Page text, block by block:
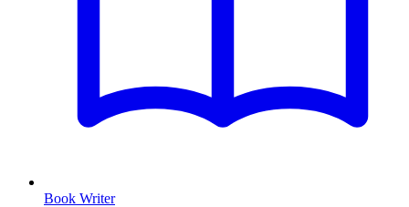
Book Writer